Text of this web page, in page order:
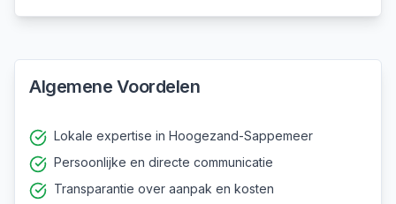
Algemene Voordelen
Lokale expertise in Hoogezand-Sappemeer
Persoonlijke en directe communicatie
Transparantie over aanpak en kosten